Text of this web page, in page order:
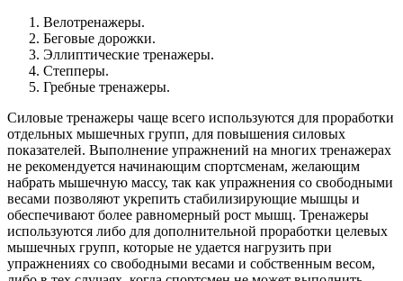
Велотренажеры.
Беговые дорожки.
Эллиптические тренажеры.
Степперы.
Гребные тренажеры.
Силовые тренажеры чаще всего используются для проработки
отдельных мышечных групп, для повышения силовых
показателей. Выполнение упражнений на многих тренажерах
не рекомендуется начинающим спортсменам, желающим
набрать мышечную массу, так как упражнения со свободными
весами позволяют укрепить стабилизирующие мышцы и
обеспечивают более равномерный рост мышц. Тренажеры
используются либо для дополнительной проработки целевых
мышечных групп, которые не удается нагрузить при
упражнениях со свободными весами и собственным весом,